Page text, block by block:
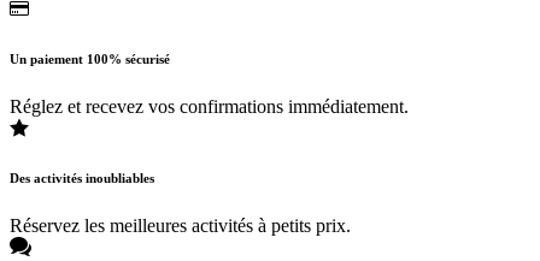
Un paiement 100% sécurisé
Réglez et recevez vos confirmations immédiatement.
Des activités inoubliables
Réservez les meilleures activités à petits prix.